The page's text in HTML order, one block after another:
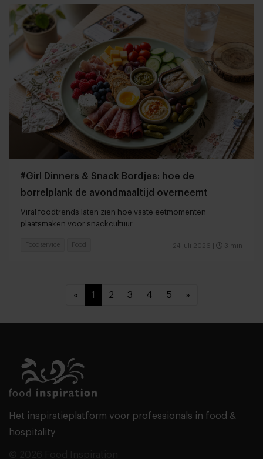
#Girl Dinners & Snack Bordjes: hoe de
borrelplank de avondmaaltijd overneemt
Viral foodtrends laten zien hoe vaste eetmomenten
plaatsmaken voor snackcultuur
24 juli 2026 3 min
Foodservice Food
« 1 2 3 4 5 »
Het inspiratieplatform voor professionals in food &
hospitality